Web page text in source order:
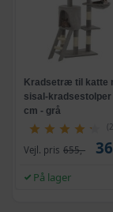
Kradsetræ til katte
sisal-kradsestolper
cm - grå
Vejl. pris 655,-
På lager